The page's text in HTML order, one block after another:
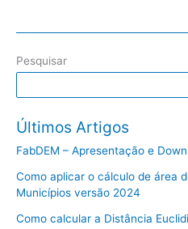
Pesquisar
Últimos Artigos
FabDEM – Apresentação e
Como aplicar o cálculo de área
Municípios versão 2024
Como calcular a Distância